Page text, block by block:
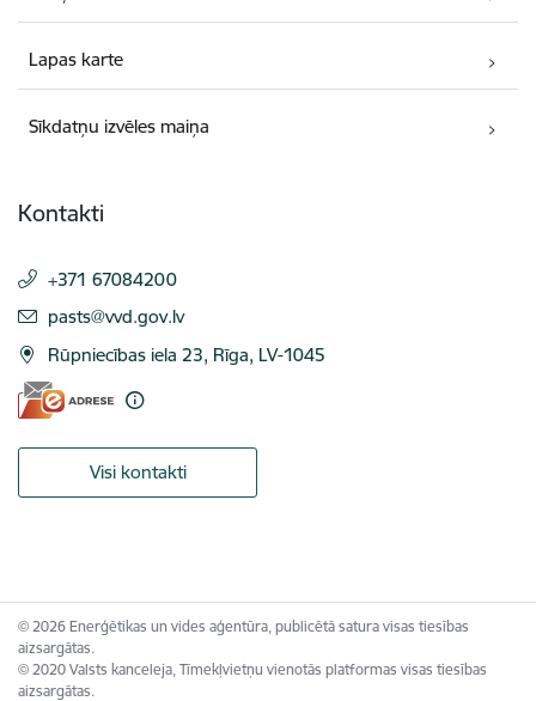
Lapas karte
Sīkdatņu izvēles maiņa
Kontakti
+371 67084200
E-pasts:
pasts@vvd.gov.lv
Rūpniecības iela 23, Rīga, LV-1045
Visi kontakti
© 2026 Enerģētikas un vides aģentūra, publicētā satura visas tiesības
aizsargātas.
© 2020 Valsts kanceleja, Tīmekļvietņu vienotās platformas visas tiesības
aizsargātas.